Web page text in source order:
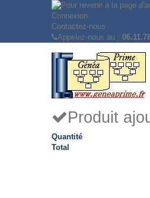
Connexion
Contactez-nous
Appelez-nous au :
Produit
Quantité
Total